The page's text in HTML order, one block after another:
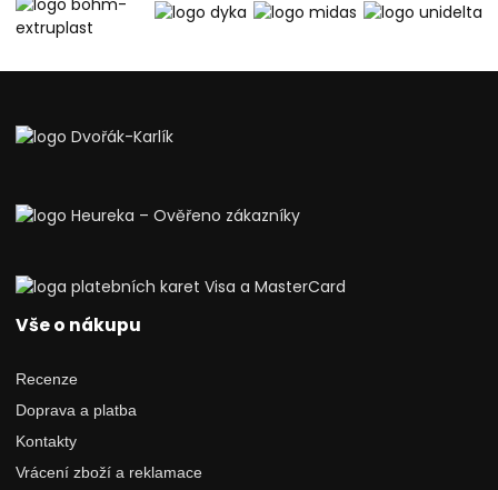
Vše o nákupu
Recenze
Doprava a platba
Kontakty
Vrácení zboží a reklamace